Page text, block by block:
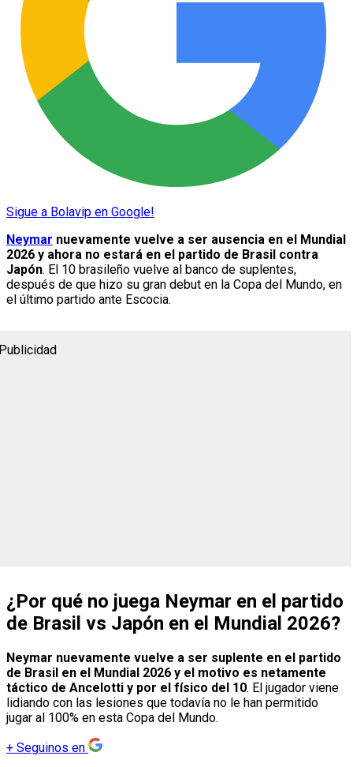
Sigue a Bolavip en Google!
Neymar nuevamente vuelve a ser ausencia en el Mundial
2026 y ahora no estará en el partido de Brasil contra
Japón. El 10 brasileño vuelve al banco de suplentes,
después de que hizo su gran debut en la Copa del Mundo, en
el último partido ante Escocia.
¿Por qué no juega Neymar en el partido
de Brasil vs Japón en el Mundial 2026?
Neymar nuevamente vuelve a ser suplente en el partido
de Brasil en el Mundial 2026 y el motivo es netamente
táctico de Ancelotti y por el físico del 10. El jugador viene
lidiando con las lesiones que todavía no le han permitido
jugar al 100% en esta Copa del Mundo.
+ Seguinos en